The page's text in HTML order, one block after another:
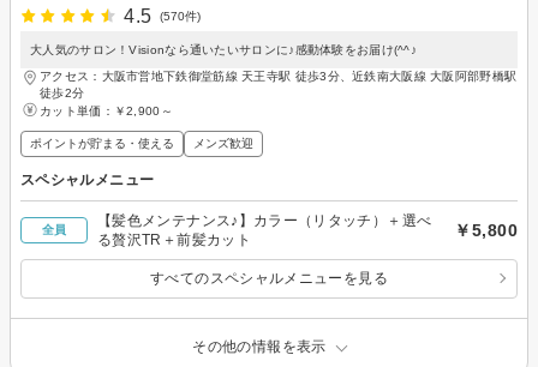
4.5
(570件)
大人気のサロン！Visionなら通いたいサロンに♪感動体験をお届け(^^♪
アクセス：大阪市営地下鉄御堂筋線 天王寺駅 徒歩3分、近鉄南大阪線 大阪阿部野橋駅
徒歩2分
カット単価： ￥2,900～
ポイントが貯まる・使える メンズ歓迎
スペシャルメニュー
全員
【髪色メンテナンス♪】カラー（リタッチ）＋選べ
る贅沢TR＋前髪カット
￥5,800
すべてのスペシャルメニューを見る
その他の情報を表示